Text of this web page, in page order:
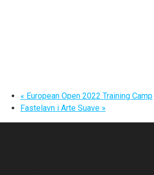
« European Open 2022 Training Camp
Fastelavn i Arte Suave »